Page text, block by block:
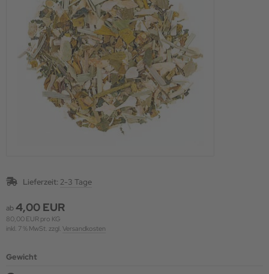
Lieferzeit: 2-3 Tage
ab4,00 EUR
80,00 EUR pro KG
inkl. 7 % MwSt. zzgl. Versandkosten
Gewicht